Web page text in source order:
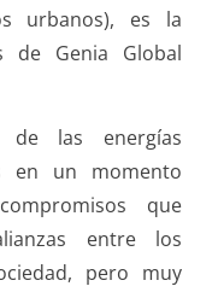
urbanos), es la
de Genia Global
de las energías
en un momento
que
entre los
pero muy